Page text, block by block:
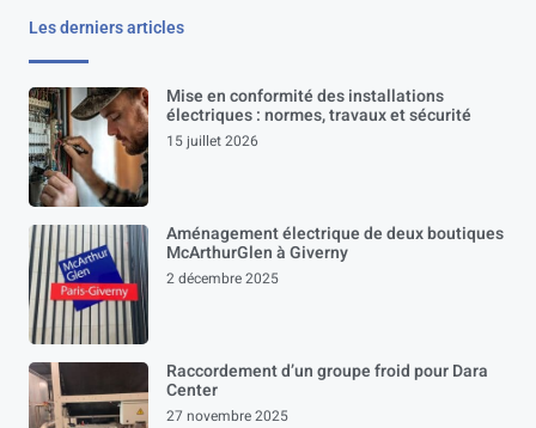
Les derniers articles
Mise en conformité des installations
électriques : normes, travaux et sécurité
15 juillet 2026
Aménagement électrique de deux boutiques
McArthurGlen à Giverny
2 décembre 2025
Raccordement d’un groupe froid pour Dara
Center
27 novembre 2025